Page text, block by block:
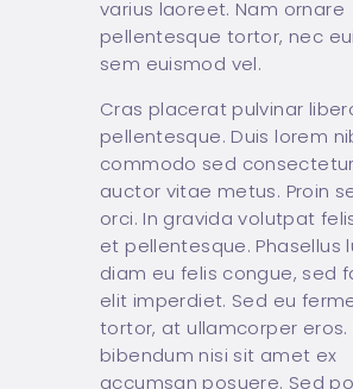
varius laoreet. Nam ornare
pellentesque tortor, nec
sem euismod vel.
Cras placerat pulvinar
pellentesque. Duis lorem
commodo sed
auctor vitae metus. Proin
orci. In gravida volutpat
et pellentesque. Phasellus
diam eu felis congue, sed
elit imperdiet. Sed eu
tortor, at ullamcorper eros.
bibendum nisi sit amet ex
accumsan posuere. Sed